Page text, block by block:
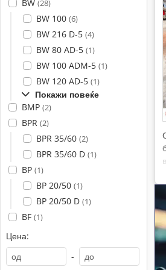
BW (28)
BW 100 (6)
BW 216 D-5 (4)
BW 80 AD-5 (1)
BW 100 ADM-5 (1)
BW 120 AD-5 (1)
Покажи повеќе
BMP (2)
BPR (2)
BPR 35/60 (2)
BPR 35/60 D (1)
BP (1)
BP 20/50 (1)
BP 20/50 D (1)
BF (1)
Цена:
-